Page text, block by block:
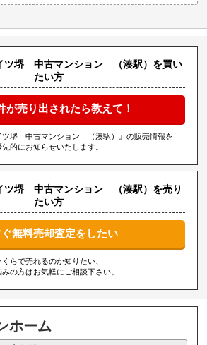
ツ堺 中古マンション （湊駅）を買い
たい方
が売り出されたら教えて！
ツ堺 中古マンション （湊駅）』の販売情報を
先的にお知らせいたします。
ツ堺 中古マンション （湊駅）を売り
たい方
無料売却査定をしたい
くらで売れるのか知りたい、
みの方はお気軽にご相談下さい。
ホーム